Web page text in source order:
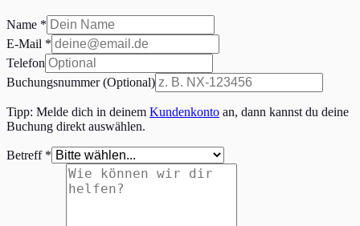
Name *
E-Mail *
Telefon
Buchungsnummer (Optional)
Tipp: Melde dich in deinem Kundenkonto an, dann kannst du deine
Buchung direkt auswählen.
Betreff *